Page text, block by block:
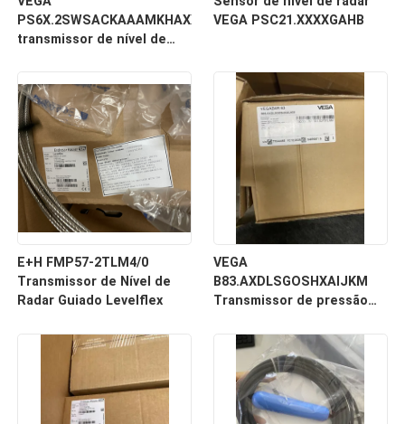
PS6X.2SWSACKAAAMKHAXXXXXXXXX
transmissor de nível de
VEGA PSC21.XXXXGAHB
E+H FMP57-2TLM4/0
Transmissor de Nível de
Radar Guiado Levelflex
VEGA
B83.AXDLSGOSHXAIJKM
Transmissor de pressão